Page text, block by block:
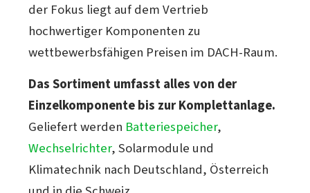
der Fokus liegt auf dem Vertrieb
hochwertiger Komponenten zu
wettbewerbsfähigen Preisen im DACH-Raum.
Das Sortiment umfasst alles von der
Einzelkomponente bis zur Komplettanlage.
Geliefert werden Batteriespeicher,
Wechselrichter, Solarmodule und
Klimatechnik nach Deutschland, Österreich